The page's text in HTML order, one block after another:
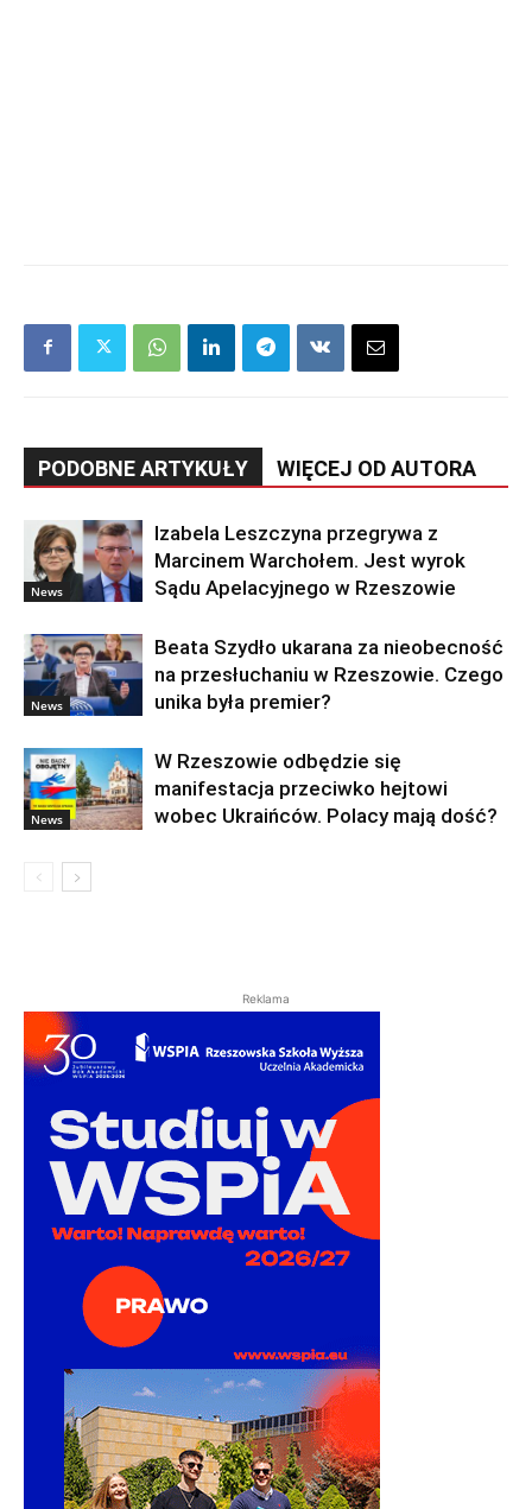
PODOBNE ARTYKUŁY WIĘCEJ OD AUTORA
News
Izabela Leszczyna przegrywa z
Marcinem Warchołem. Jest wyrok
Sądu Apelacyjnego w Rzeszowie
News
Beata Szydło ukarana za nieobecność
na przesłuchaniu w Rzeszowie. Czego
unika była premier?
News
W Rzeszowie odbędzie się
manifestacja przeciwko hejtowi
wobec Ukraińców. Polacy mają dość?
Reklama